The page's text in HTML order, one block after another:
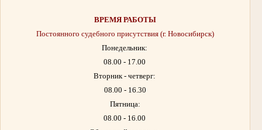
ВРЕМЯ РАБОТЫ
Постоянного судебного присутствия (г. Новосибирск)
Понедельник:
08.00 - 17.00
Вторник - четверг:
08.00 - 16.30
Пятница:
08.00 - 16.00